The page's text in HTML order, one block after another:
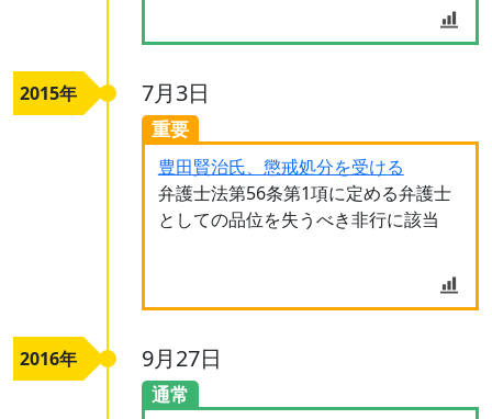
2015年 7月3日
重要
豊田賢治氏、懲戒処分を受ける
弁護士法第56条第1項に定める弁護士
としての品位を失うべき非行に該当
2016年 9月27日
通常